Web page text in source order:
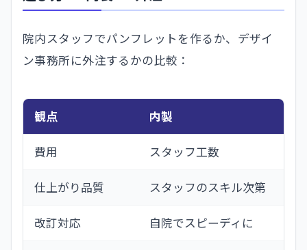
院内スタッフでパンフレットを作るか、デザイ
ン事務所に外注するかの比較：
観点 内製
費用 スタッフ工数
仕上がり品質 スタッフのスキル次第
改訂対応 自院でスピーディに